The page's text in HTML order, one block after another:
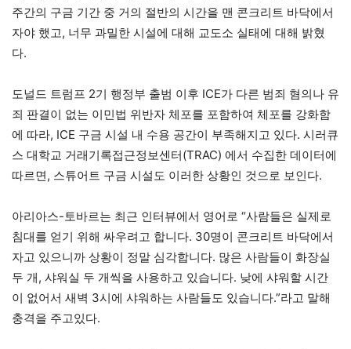
주간의 구금 기간 중 거의 절반의 시간을 맨 콘크리트 바닥에서
자야 했고, 너무 과밀한 시설에 대해 교도소 실태에 대해 밝혔
다.
도널드 트럼프 2기 행정부 출범 이후 ICE가 다른 범죄 혐의나 유
죄 판결이 없는 이민법 위반자 체포를 포함하여 체포를 강화함
에 따라, ICE 구금 시설 내 수용 공간이 부족해지고 있다. 시러큐
스 대학교 거래기록접근정보센터(TRAC) 에서 수집한 데이터에
따르면, 스튜어트 구금 시설도 이러한 상황인 것으로 보인다.
아리아스-토바르는 최근 인터뷰에서 영어로 “사람들은 실제로
침대를 얻기 위해 싸우려고 합니다. 30명이 콘크리트 바닥에서
자고 있으니까 상황이 정말 심각합니다. 많은 사람들이 화장실
두 개, 샤워실 두 개씩을 사용하고 있습니다. 낮에 샤워할 시간
이 없어서 새벽 3시에 샤워하는 사람들도 있습니다.”라고 말해
충격을 주고있다.